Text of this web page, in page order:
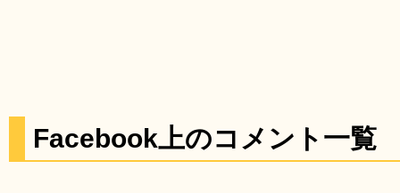
Facebook上のコメント一覧